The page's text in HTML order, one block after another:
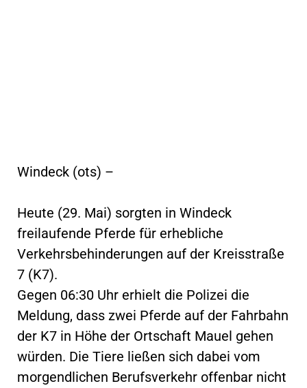
Windeck (ots) –
Heute (29. Mai) sorgten in Windeck
freilaufende Pferde für erhebliche
Verkehrsbehinderungen auf der Kreisstraße
7 (K7).
Gegen 06:30 Uhr erhielt die Polizei die
Meldung, dass zwei Pferde auf der Fahrbahn
der K7 in Höhe der Ortschaft Mauel gehen
würden. Die Tiere ließen sich dabei vom
morgendlichen Berufsverkehr offenbar nicht